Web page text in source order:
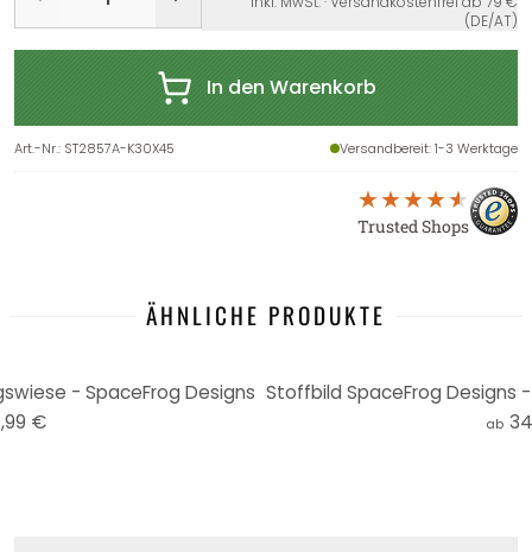
(DE/AT)
In den Warenkorb
Art.-Nr.: ST2857A-K30X45 Versandbereit: 1-3 Werktage
Trusted Shops
ÄHNLICHE PRODUKTE
- SpaceFrog Designs
€
ab